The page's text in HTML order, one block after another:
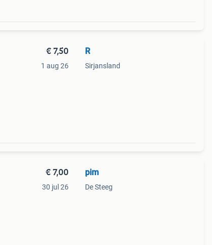
€ 7,50
1 aug 26
R
Sirjansland
€ 7,00
30 jul 26
pim
De Steeg